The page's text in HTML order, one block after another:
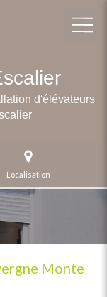
d'élévateurs
Localisation
Monte